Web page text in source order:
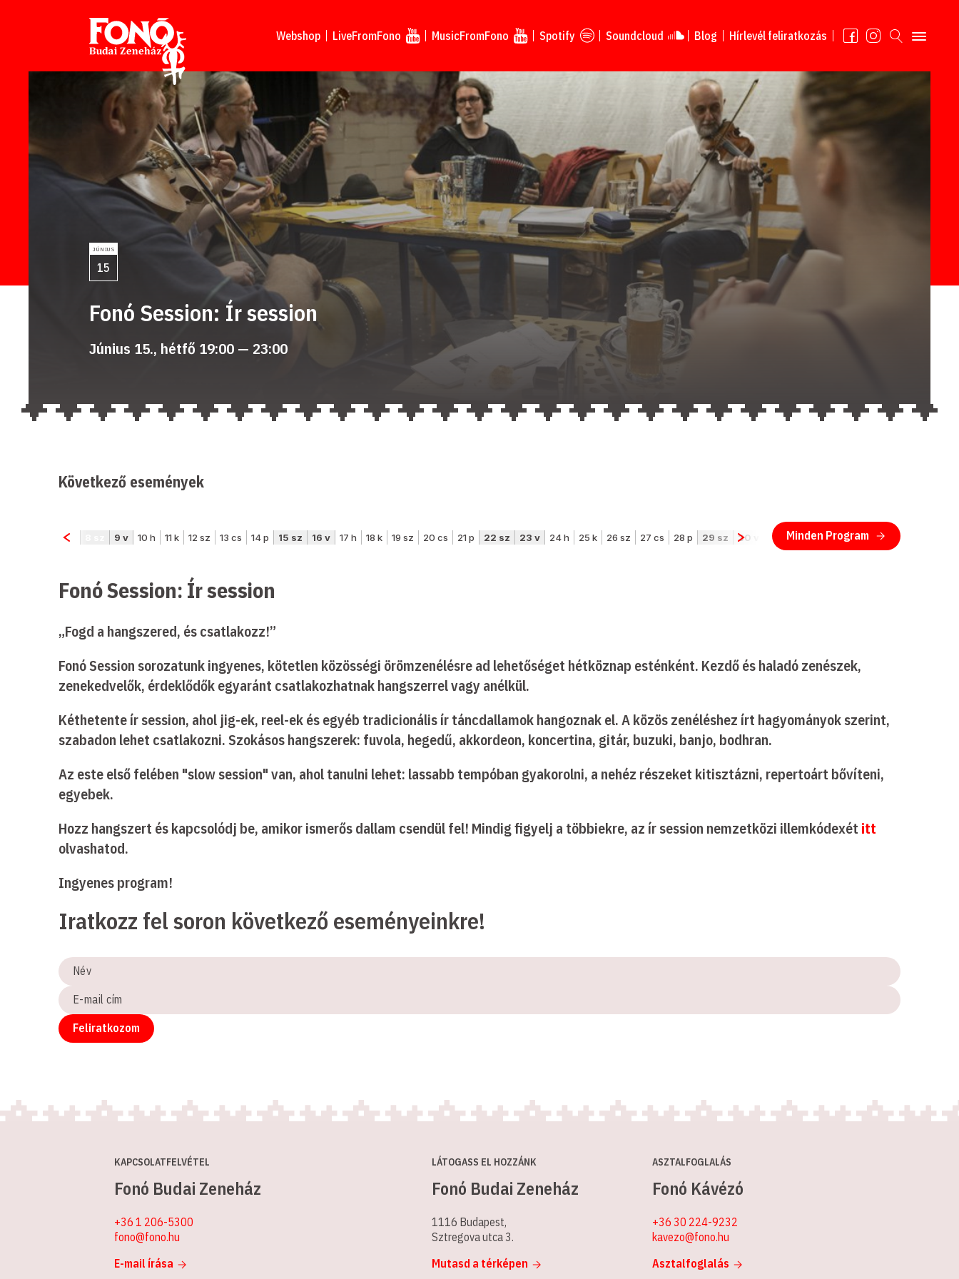
Tovább a tartalomhoz
Webshop LiveFromFono MusicFromFono Spotify Soundcloud Blog Hírlevél feliratkozás
JÚNIUS
15
Fonó Session: Ír session
Június 15., hétfő 19:00 — 23:00
Következő események
Fonó Session: Ír session
„Fogd a hangszered, és csatlakozz!”
Fonó Session sorozatunk ingyenes, kötetlen közösségi örömzenélésre ad lehetőséget hétköznap esténként. Kezdő és haladó zenészek,
zenekedvelők, érdeklődők egyaránt csatlakozhatnak hangszerrel vagy anélkül.
Kéthetente ír session, ahol jig-ek, reel-ek és egyéb tradicionális ír táncdallamok hangoznak el. A közös zenéléshez írt hagyományok szerint,
szabadon lehet csatlakozni. Szokásos hangszerek: fuvola, hegedű, akkordeon, koncertina, gitár, buzuki, banjo, bodhran.
Az este első felében "slow session" van, ahol tanulni lehet: lassabb tempóban gyakorolni, a nehéz részeket kitisztázni, repertoárt bővíteni,
egyebek.
Hozz hangszert és kapcsolódj be, amikor ismerős dallam csendül fel! Mindig figyelj a többiekre, az ír session nemzetközi illemkódexét itt
olvashatod.
Ingyenes program!
Iratkozz fel soron következő eseményeinkre!
Név
E-
mail
cím
Feliratkozom
KAPCSOLATFELVÉTEL
Fonó Budai Zeneház
+36 1 206-5300
fono@fono.hu
E-mail írása
LÁTOGASS EL HOZZÁNK
Fonó Budai Zeneház
1116 Budapest,
Sztregova utca 3.
Mutasd a térképen
ASZTALFOGLALÁS
Fonó Kávézó
+36 30 224-9232
kavezo@fono.hu
Asztalfoglalás